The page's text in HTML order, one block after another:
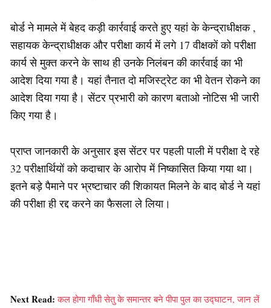
बोर्ड ने मामले में बेहद कड़ी कार्रवाई करते हुए यहां के केन्द्राधीक्षक ,
सहायक केन्द्राधीक्षक और परीक्षा कार्य में लगे 17 वीक्षकों को परीक्षा
कार्य से मुक्त करने के साथ ही उनके निलंबन की कार्रवाई का भी
आदेश दिया गया है। यहां तैनात दो मजिस्ट्रेट का भी वेतन रोकने का
आदेश दिया गया है। सेंटर प्रभारी को कारण बताओ नोटिस भी जारी
किए गया है।
प्राप्त जानकारी के अनुसार इस सेंटर पर पहली पाली में परीक्षा दे रहे
32 परीक्षार्थियों को कदाचार के आरोप में निष्कासित किया गया था।
इतने बड़े पैमाने पर भ्रष्टाचार की शिकायत मिलने के बाद बोर्ड ने यहां
की परीक्षा ही रद्द करने का फैसला ले लिया।
Next Read:कल होगा गाँधी सेतु के समान्तर बने पीपा पुल का उद्घाटन, जान लें